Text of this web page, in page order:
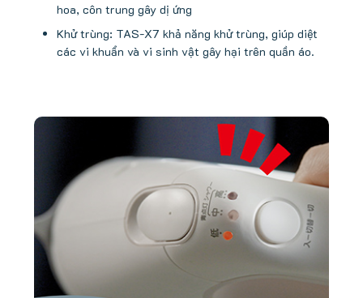
hoa, côn trung gây dị ứng
Khử trùng: TAS-X7 khả năng khử trùng, giúp diệt
các vi khuẩn và vi sinh vật gây hại trên quần áo.